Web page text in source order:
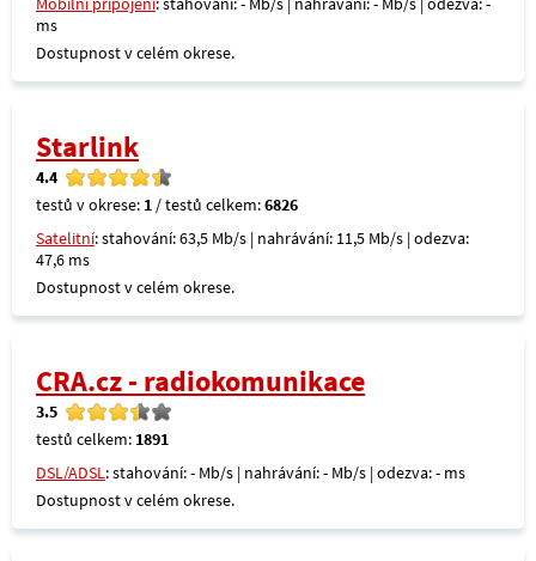
ms
Dostupnost v celém okrese.
Starlink
4.4
testů v okrese: 1 / testů celkem:6826
Satelitní: stahování: 63,5 Mb/s | nahrávání: 11,5 Mb/s | odezva:
47,6 ms
Dostupnost v celém okrese.
CRA.cz - radiokomunikace
3.5
testů celkem: 1891
DSL/ADSL: stahování: - Mb/s | nahrávání: - Mb/s | odezva: - ms
Dostupnost v celém okrese.